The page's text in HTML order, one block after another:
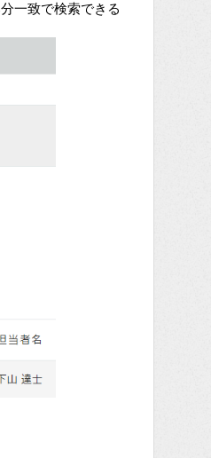
一致で検索できる